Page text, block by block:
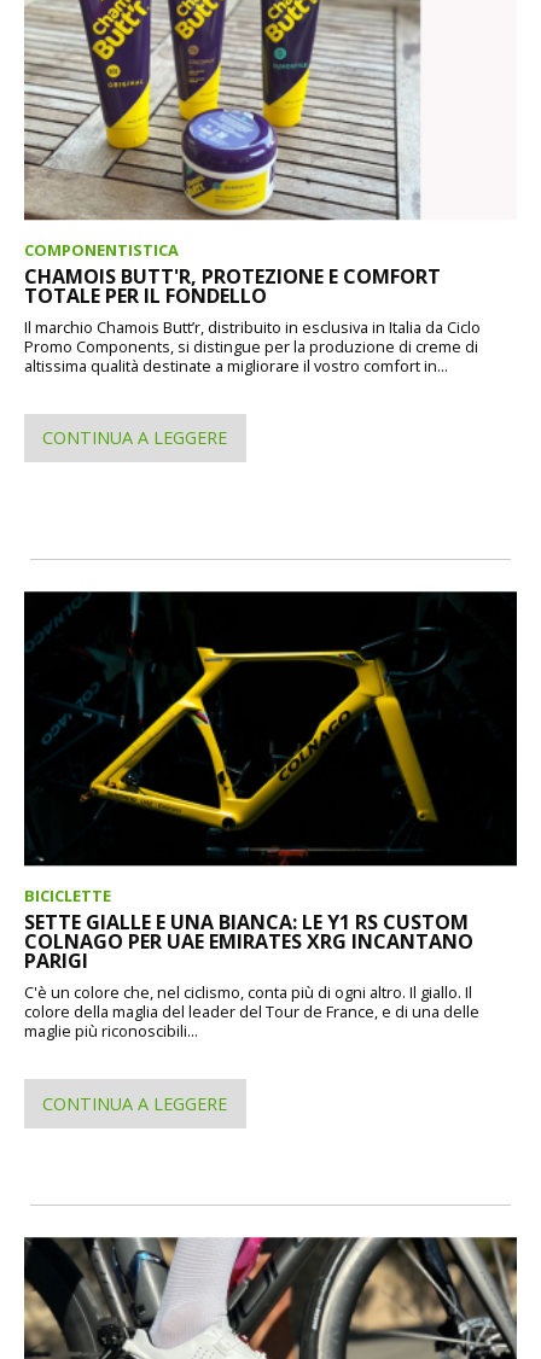
COMPONENTISTICA
CHAMOIS BUTT'R, PROTEZIONE E COMFORT
TOTALE PER IL FONDELLO
Il marchio Chamois Butt’r, distribuito in esclusiva in Italia da Ciclo
Promo Components, si distingue per la produzione di creme di
altissima qualità destinate a migliorare il vostro comfort in...
CONTINUA A LEGGERE
BICICLETTE
SETTE GIALLE E UNA BIANCA: LE Y1 RS CUSTOM
COLNAGO PER UAE EMIRATES XRG INCANTANO
PARIGI
C'è un colore che, nel ciclismo, conta più di ogni altro. Il giallo. Il
colore della maglia del leader del Tour de France, e di una delle
maglie più riconoscibili...
CONTINUA A LEGGERE